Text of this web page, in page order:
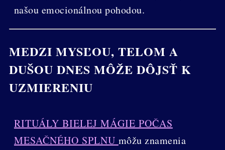
našou emocionálnou pohodou.
MEDZI MYSĽOU, TELOM A
DUŠOU DNES MÔŽE DÔJSŤ K
UZMIERENIU
RITUÁLY BIELEJ MÁGIE POČAS
MESAČNÉHO SPLNU môžu znamenia